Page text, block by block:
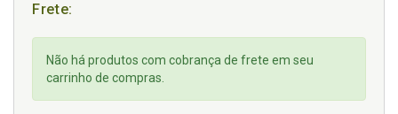
Frete:
Não há produtos com cobrança de frete em seu
carrinho de compras.